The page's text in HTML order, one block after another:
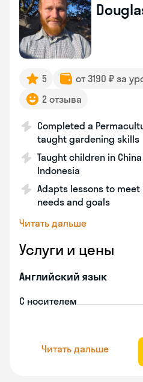
5 от 3190 ₽ за
2 отзыва
Completed a
taught gardening skills
Taught children in
Indonesia
Adapts lessons to
needs and goals
Читать дальше
Услуги и цены
Английский язык
С носителем
Читать дальше